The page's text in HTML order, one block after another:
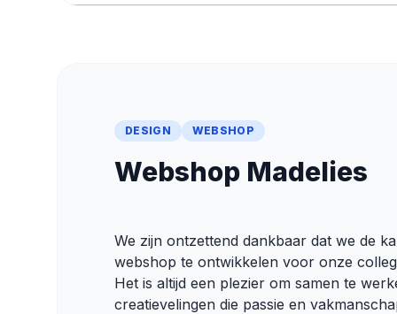
DESIGN WEBSHOP
Webshop Madelies
We zijn ontzettend dankbaar dat we de
webshop te ontwikkelen voor onze
Het is altijd een plezier om samen te
creatievelingen die passie en